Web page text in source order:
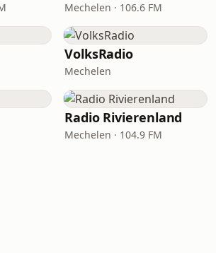
Mechelen · 106.6 FM
VolksRadio
Mechelen
Radio Rivierenland
Mechelen · 104.9 FM